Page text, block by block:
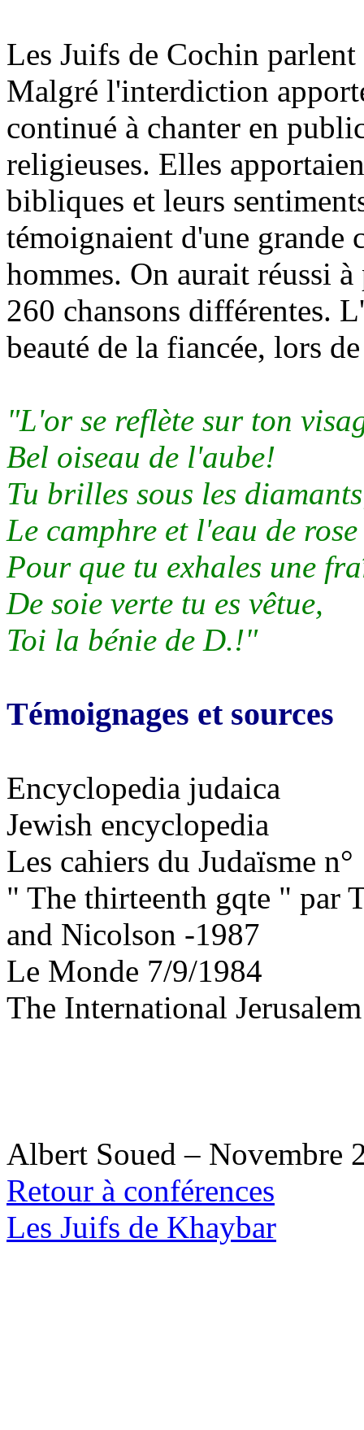
Les Juifs de Cochin
Malgré l'interdiction
continué à chanter en
religieuses. Elles
bibliques et leurs
témoignaient d'une grande
hommes. On aurait réussi
260 chansons différentes.
beauté de la fiancée, lors
"L'or se reflète sur ton
Bel oiseau de l'aube!
Tu brilles sous les
Le camphre et l'eau de
Pour que tu exhales une
De soie verte tu es vêtue,
Toi la bénie de D.!"
Témoignages et sources
Encyclopedia judaica
Jewish encyclopedia
Les cahiers du Judaïsme
" The thirteenth gqte " par
and Nicolson -1987
Le Monde 7/9/1984
The International
Albert Soued – Novembre
Retour à conférences
Les Juifs de Khaybar